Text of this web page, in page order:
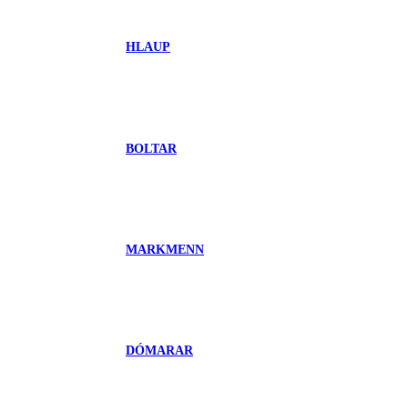
HLAUP
BOLTAR
MARKMENN
DÓMARAR